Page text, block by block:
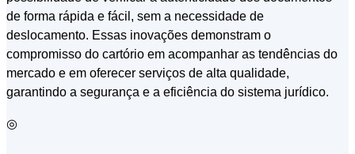
de forma rápida e fácil, sem a necessidade de
deslocamento. Essas inovações demonstram o
compromisso do cartório em acompanhar as tendências do
mercado e em oferecer serviços de alta qualidade,
garantindo a segurança e a eficiência do sistema jurídico.
◎